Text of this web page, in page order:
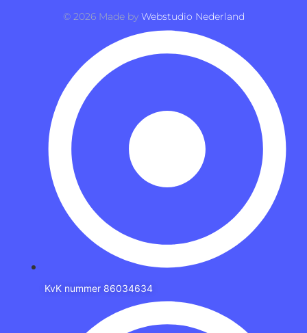
© 2026Made by Webstudio Nederland
KvK nummer 86034634